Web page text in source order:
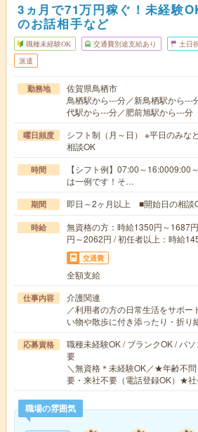
3ヵ月で71万円稼ぐ！未経験
のお話相手など
職種未経験OK 交通費別途支給あり 土日
派遣
勤務地
佐賀県鳥栖市
鳥栖駅から---分／新鳥栖駅から---
代駅から---分／肥前旭駅から---分
曜日頻度
シフト制（月～日） ※平日のみな
相談OK
時間
【シフト例】07:00～16:0009:00
は一例です！そ…
期間 即日～2ヶ月以上 ■開始日の相談
時給
無資格の方：時給1350円～1687
円～2062円 / 初任者以上：時給
交通費
全額支給
仕事内容
介護関連
／利用者の方の日常生活をサポ
い物や散歩に付き添ったり・折
応募資格
職種未経験OK / ブランクOK / パ
要
＼無資格＊未経験OK／★年齢不
要・来社不要（電話登録OK）★
職場の雰囲気